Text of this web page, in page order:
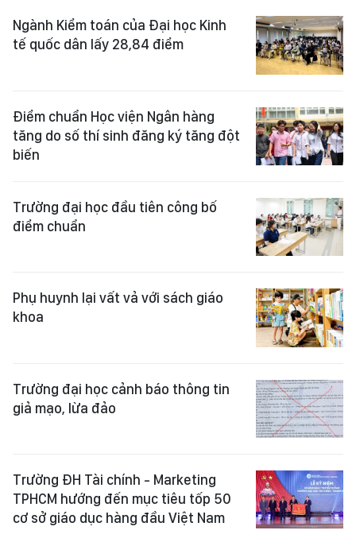
Ngành Kiểm toán của Đại học Kinh
tế quốc dân lấy 28,84 điểm
Điểm chuẩn Học viện Ngân hàng
tăng do số thí sinh đăng ký tăng đột
biến
Trường đại học đầu tiên công bố
điểm chuẩn
Phụ huynh lại vất vả với sách giáo
khoa
Trường đại học cảnh báo thông tin
giả mạo, lừa đảo
Trường ĐH Tài chính - Marketing
TPHCM hướng đến mục tiêu tốp 50
cơ sở giáo dục hàng đầu Việt Nam